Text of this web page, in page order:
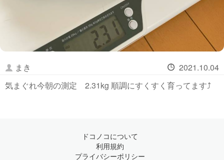
まき
2021.10.04
気まぐれ今朝の測定 2.31kg 順調にすくすく育ってます⤴️
ドコノコについて
利用規約
プライバシーポリシー